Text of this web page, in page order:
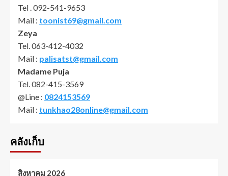
Tel . 092-541-9653
Mail : toonist69@gmail.com
Zeya
Tel. 063-412-4032
Mail : palisatst@gmail.com
Madame Puja
Tel. 082-415-3569
@Line : 0824153569
Mail : tunkhao28online@gmail.com
คลังเก็บ
สิงหาคม 2026